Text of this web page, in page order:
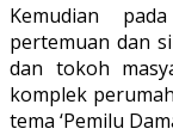
Kemudian
pertemuan dan
dan tokoh
komplek
tema ‘Pemilu